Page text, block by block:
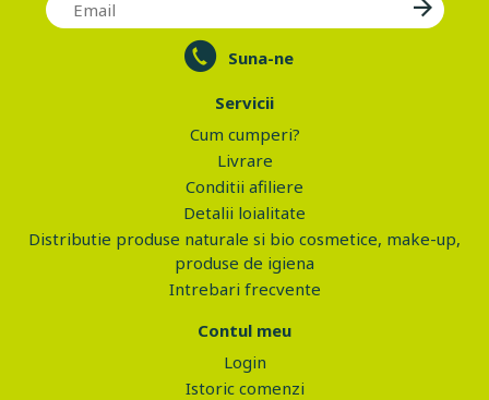
Suna-ne
Servicii
Cum cumperi?
Livrare
Conditii afiliere
Detalii loialitate
Distributie produse naturale si bio cosmetice, make-up,
produse de igiena
Intrebari frecvente
Contul meu
Login
Istoric comenzi